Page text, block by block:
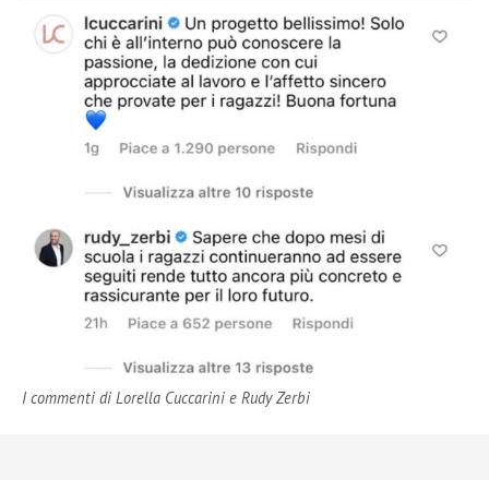
I commenti di Lorella Cuccarini e Rudy Zerbi